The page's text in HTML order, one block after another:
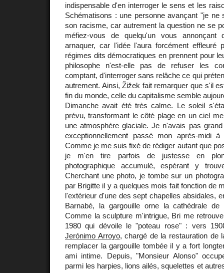
indispensable d'en interroger le sens et les
Schématisons : une personne avançant "je ne
son racisme, car autrement la question ne se
méfiez-vous de quelqu'un vous
arnaquer, car l'idée l'aura forcément effleuré
régimes dits démocratiques en prennent pour
philosophe n'est-elle pas de refuser les
comptant, d'interroger sans relâche ce qui
autrement. Ainsi, Žižek fait remarquer que s'il
fin du monde, celle du capitalisme semble
Dimanche avait été très calme. Le soleil
prévu, transformant le côté plage en un ciel
une atmosphère glaciale. Je n'avais pas
exceptionnellement passé mon après-midi
Comme je me suis fixé de rédiger autant que
je m'en tire parfois de justesse en
photographique accumulé, espérant y
Cherchant une photo, je tombe sur un
par Brigitte il y a quelques mois fait fonction de
l'extérieur d'une des sept chapelles absidales,
Barnabé, la gargouille orne la cathédrale de
Comme la sculpture m'intrigue, Bri me
1980 qui dévoile le "poteau rose" : vers
Jerónimo Arroyo, chargé de la restauration de
remplacer la gargouille tombée il y a fort
ami intime. Depuis, "Monsieur Alonso"
parmi les harpies, lions ailés, squelettes et